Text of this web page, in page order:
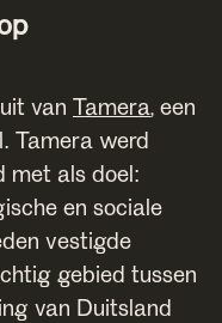
van Tamera, een
Tamera werd
met als doel:
en sociale
vestigde
gebied tussen
van Duitsland